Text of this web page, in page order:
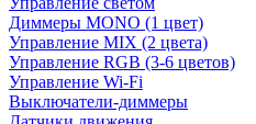
Диммеры MONO (1 цвет)
Управление MIX (2 цвета)
Управление RGB (3-6 цветов)
Управление Wi-Fi
Выключатели-диммеры